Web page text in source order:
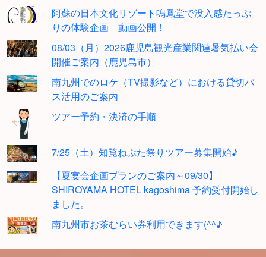
阿蘇の日本文化リゾート鳴鳳堂で没入感たっぷ
りの体験企画 動画公開！
08/03（月）2026鹿児島観光産業関連暑気払い会
開催ご案内（鹿児島市）
南九州でのロケ（TV撮影など）における貸切バ
ス活用のご案内
ツアー予約・決済の手順
7/25（土）知覧ねぷた祭りツアー募集開始♪
【夏宴会企画プランのご案内～09/30】
SHIROYAMA HOTEL kagoshima 予約受付開始し
ました。
南九州市お茶むらい券利用できます(^^♪